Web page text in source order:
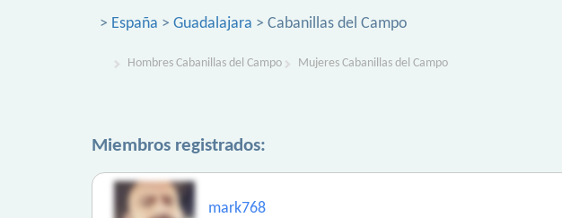
> España > Guadalajara > Cabanillas del Campo
Hombres Cabanillas del Campo Mujeres Cabanillas del Campo
Miembros registrados:
mark768